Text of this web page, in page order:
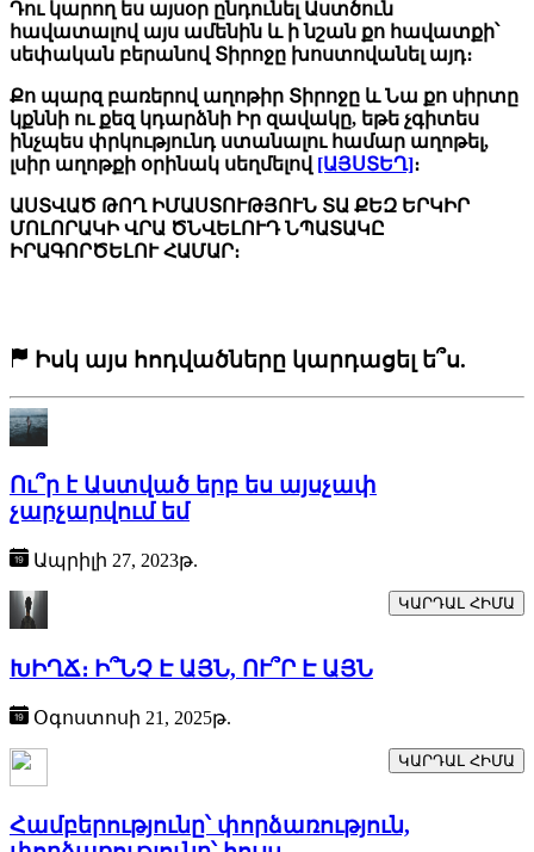
Դու կարող ես այսօր ընդունել Աստծուն
հավատալով այս ամենին և ի նշան քո հավատքի՝
սեփական բերանով Տիրոջը խոստովանել այդ։
Քո պարզ բառերով աղոթիր Տիրոջը և Նա քո սիրտը
կքննի ու քեզ կդարձնի Իր զավակը, եթե չգիտես
ինչպես փրկությունդ ստանալու համար աղոթել,
լսիր աղոթքի օրինակ սեղմելով [ԱՅՍՏԵՂ]։
ԱՍՏՎԱԾ ԹՈՂ ԻՄԱՍՏՈՒԹՅՈՒՆ ՏԱ ՔԵԶ ԵՐԿԻՐ
ՄՈԼՈՐԱԿԻ ՎՐԱ ԾՆՎԵԼՈՒԴ ՆՊԱՏԱԿԸ
ԻՐԱԳՈՐԾԵԼՈՒ ՀԱՄԱՐ։
Իսկ այս հոդվածները կարդացել ե՞ս.
Ու՞ր է Աստված երբ ես այսչափ
չարչարվում եմ
Ապրիլի 27, 2023թ.
ԿԱՐԴԱԼ ՀԻՄԱ
ԽԻՂՃ։ Ի՞ՆՉ Է ԱՅՆ, ՈՒ՞Ր Է ԱՅՆ
Օգոստոսի 21, 2025թ.
ԿԱՐԴԱԼ ՀԻՄԱ
Համբերությունը՝ փորձառություն,